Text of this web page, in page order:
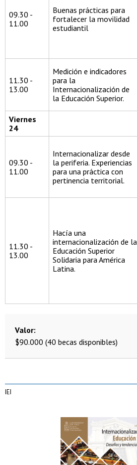
09.30 -
11.00
Buenas prácticas para
fortalecer la movilidad
estudiantil
11.30 -
13.00
Medición e indicadores
para la
Internacionalización de
la Educación Superior.
Viernes
24
09.30 -
11.00
Internacionalizar desde
la periferia. Experiencias
para una práctica con
pertinencia territorial.
11.30 -
13.00
Hacía una
internacionalización de la
Educación Superior
Solidaria para América
Latina.
Valor
$90.000 (40 becas disponibles)
IEI